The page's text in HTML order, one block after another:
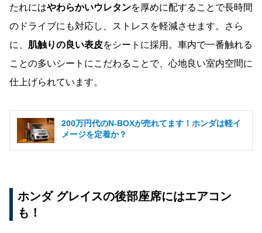
たれにはやわらかいウレタンを厚めに配することで長時間
のドライブにも対応し、ストレスを軽減させます。さら
に、 肌触りの良い表皮をシートに採用。車内で一番触れる
ことの多いシートにこだわることで、心地良い室内空間に
仕上げられています。
200万円代のN-BOXが売れてます！ホンダは軽イ
メージを定着か？
ホンダ グレイスの後部座席にはエアコン
も！